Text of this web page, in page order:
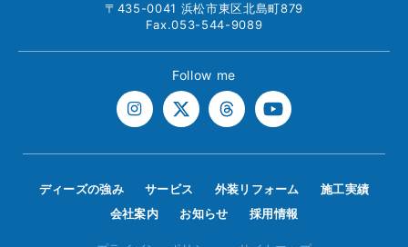
〒435-0041 浜松市東区北島町879
Fax.053-544-9089
Follow me
ディーズの強み サービス 外装リフォーム
施工実績
会社案内
お知らせ 採用情報